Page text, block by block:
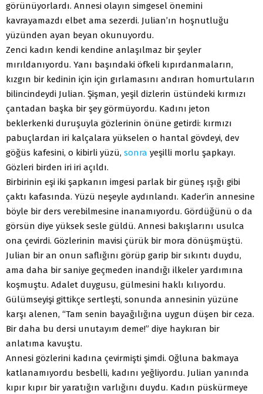
görünüyorlardı. Annesi olayın simgesel önemini
kavrayamazdı elbet ama sezerdi. Julian’ın hoşnutluğu
yüzünden ayan beyan okunuyordu.
Zenci kadın kendi kendine anlaşılmaz bir şeyler
mırıldanıyordu. Yanı başındaki öfkeli kıpırdanmaların,
kızgın bir kedinin için için gırlamasını andıran homurtuların
bilincindeydi Julian. Şişman, yeşil dizlerin üstündeki kırmızı
çantadan başka bir şey görmüyordu. Kadını jeton
beklerkenki duruşuyla gözlerinin önüne getirdi: kırmızı
pabuçlardan iri kalçalara yükselen o hantal gövdeyi, dev
göğüs kafesini, o kibirli yüzü, sonra yeşilli morlu şapkayı.
Gözleri birden iri iri açıldı.
Birbirinin eşi iki şapkanın imgesi parlak bir güneş ışığı gibi
çaktı kafasında. Yüzü neşeyle aydınlandı. Kader’in annesine
böyle bir ders verebilmesine inanamıyordu. Gördüğünü o da
görsün diye yüksek sesle güldü. Annesi bakışlarını usulca
ona çevirdi. Gözlerinin mavisi çürük bir mora dönüşmüştü.
Julian bir an onun saflığını görüp garip bir sıkıntı duydu,
ama daha bir saniye geçmeden inandığı ilkeler yardımına
koşmuştu. Adalet duygusu, gülmesini haklı kılıyordu.
Gülümseyişi gittikçe sertleşti, sonunda annesinin yüzüne
karşı alenen, “Tam senin bayağılığına uygun düşen bir ceza.
Bir daha bu dersi unutayım deme!” diye haykıran bir
anlatıma kavuştu.
Annesi gözlerini kadına çevirmişti şimdi. Oğluna bakmaya
katlanamıyordu besbelli, kadını yeğliyordu. Julian yanında
kıpır kıpır bir yaratığın varlığını duydu. Kadın püskürmeye